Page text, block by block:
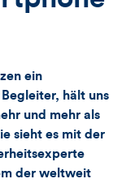
ein
hält uns
und mehr als
sieht es mit der
der weltweit